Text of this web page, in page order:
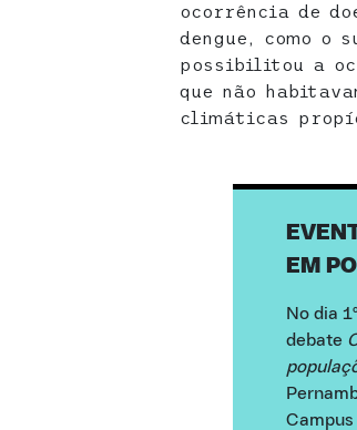
ocorrência de
dengue, como o
possibilitou a
que não
climáticas
EM
No dia
debate
Campus